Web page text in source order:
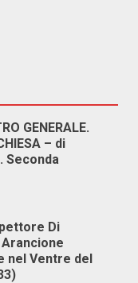
GENERALE.
– di
Seconda
Di
Arancione
nel Ventre del